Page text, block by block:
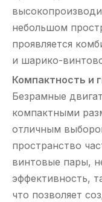
небольшом
проявляется
и шарико-
Компактность и
Безрамные
компактными
отличным
пространство
винтовые пары,
эффективность,
что позволяет